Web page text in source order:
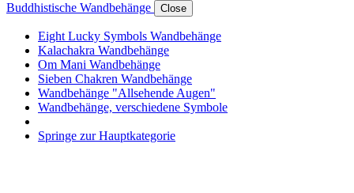
Buddhistische Wandbehänge Close
Eight Lucky Symbols Wandbehänge
Kalachakra Wandbehänge
Om Mani Wandbehänge
Sieben Chakren Wandbehänge
Wandbehänge "Allsehende Augen"
Wandbehänge, verschiedene Symbole
Springe zur Hauptkategorie